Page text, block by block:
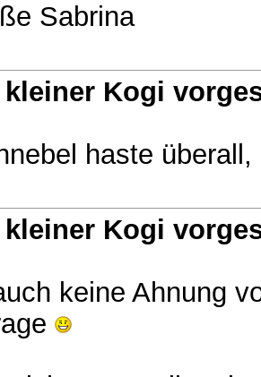
Sabrina
kleiner Kogi
haste
kleiner Kogi
keine Ahnung